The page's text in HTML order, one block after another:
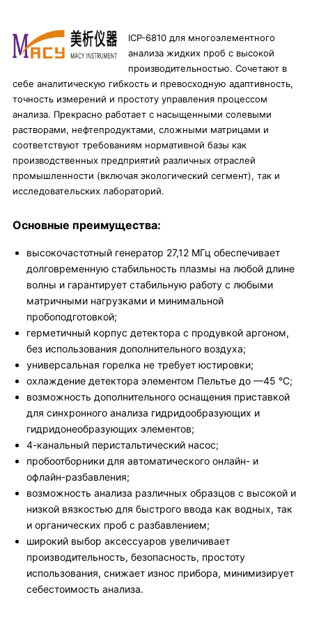
ICP-6810 для многоэлементного
анализа жидких проб с высокой
производительностью. Сочетают в
себе аналитическую гибкость и превосходную адаптивность,
точность измерений и простоту управления процессом
анализа. Прекрасно работает с насыщенными солевыми
растворами, нефтепродуктами, сложными матрицами и
соответствуют требованиям нормативной базы как
производственных предприятий различных отраслей
промышленности (включая экологический сегмент), так и
исследовательских лабораторий.
Основные преимущества:
высокочастотный генератор 27,12 МГц обеспечивает
долговременную стабильность плазмы на любой длине
волны и гарантирует стабильную работу с любыми
матричными нагрузками и минимальной
пробоподготовкой;
герметичный корпус детектора с продувкой аргоном,
без использования дополнительного воздуха;
универсальная горелка не требует юстировки;
охлаждение детектора элементом Пельтье до —45 °C;
возможность дополнительного оснащения приставкой
для синхронного анализа гидридообразующих и
гидридонеобразующих элементов;
4-канальный перистальтический насос;
пробоотборники для автоматического онлайн- и
офлайн-разбавления;
возможность анализа различных образцов с высокой и
низкой вязкостью для быстрого ввода как водных, так
и органических проб с разбавлением;
широкий выбор аксессуаров увеличивает
производительность, безопасность, простоту
использования, снижает износ прибора, минимизирует
себестоимость анализа.